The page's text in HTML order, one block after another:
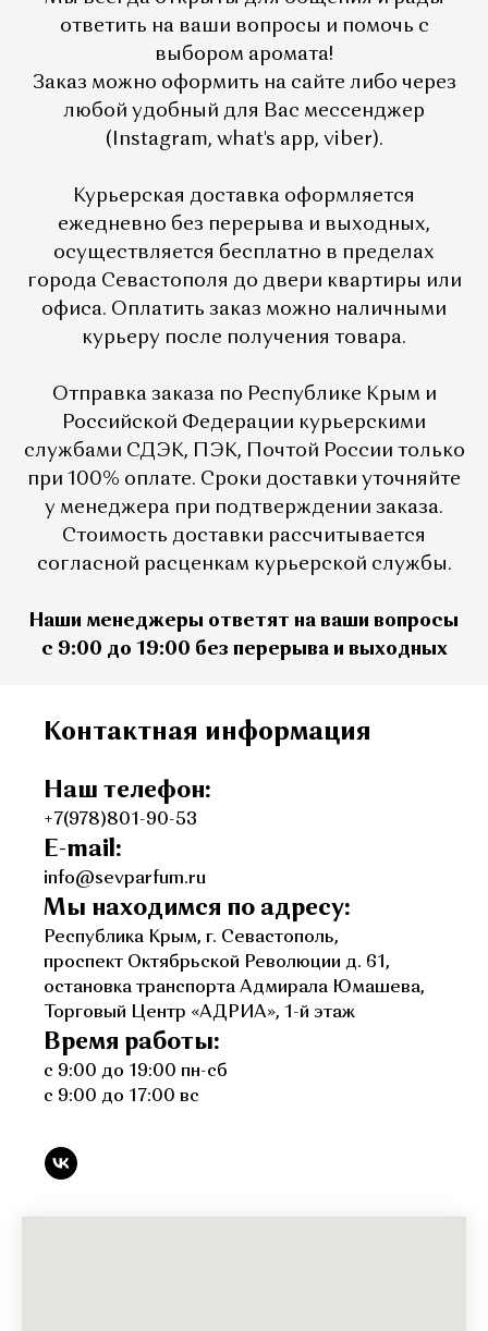
ответить на ваши вопросы и помочь с
выбором аромата!
Заказ можно оформить на сайте либо через
любой удобный для Вас мессенджер
(Instagram, what's app, viber).
Курьерская доставка оформляется
ежедневно без перерыва и выходных,
осуществляется бесплатно в пределах
города Севастополя до двери квартиры или
офиса. Оплатить заказ можно наличными
курьеру после получения товара.
Отправка заказа по Республике Крым и
Российской Федерации курьерскими
службами СДЭК, ПЭК, Почтой России только
при 100% оплате. Сроки доставки уточняйте
у менеджера при подтверждении заказа.
Стоимость доставки рассчитывается
согласной расценкам курьерской службы.
Наши менеджеры ответят на ваши вопросы
с 9:00 до 19:00 без перерыва и выходных
Контактная информация
Наш телефон:
+7(978)801-90-53
E-mail:
info@sevparfum.ru
Мы находимся по адресу:
Республика Крым, г. Севастополь,
проспект Октябрьской Революции д. 61,
остановка транспорта Адмирала Юмашева,
Торговый Центр «АДРИА», 1-й этаж
Время работы:
с 9:00 до 19:00 пн-сб
с 9:00 до 17:00 вс